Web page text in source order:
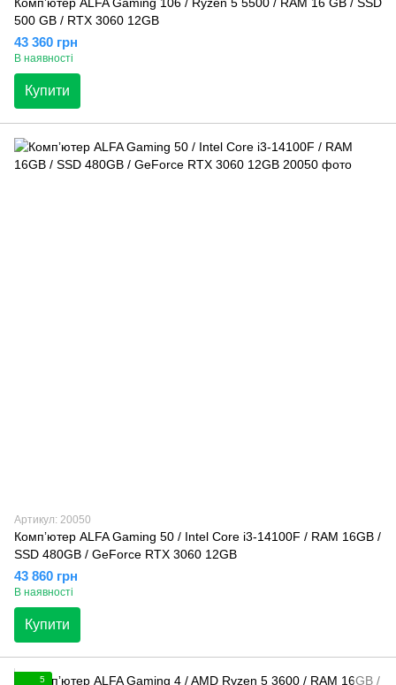
500 GB / RTX 3060 12GB
43 360 грн
В наявності
Купити
Артикул: 20050
Компʼютер ALFA Gaming 50 / Intel Core i3-14100F / RAM 16GB /
SSD 480GB / GeForce RTX 3060 12GB
43 860 грн
В наявності
Купити
5